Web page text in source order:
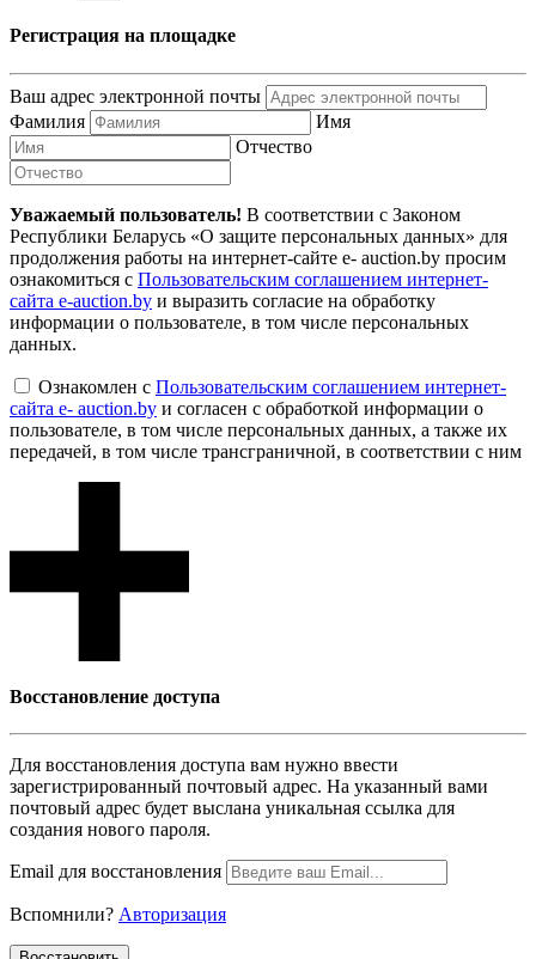
Регистрация на площадке
Ваш адрес электронной почты
Фамилия
Имя
Отчество
Уважаемый пользователь! В соответствии с Законом
Республики Беларусь «О защите персональных данных» для
продолжения работы на интернет-сайте e- auction.by просим
ознакомиться с Пользовательским соглашением интернет-
сайта e-auction.by и выразить согласие на обработку
информации о пользователе, в том числе персональных
данных.
Ознакомлен с Пользовательским соглашением интернет-
сайта e- auction.by и согласен с обработкой информации о
пользователе, в том числе персональных данных, а также их
передачей, в том числе трансграничной, в соответствии с ним
Восcтановление доступа
Для восcтановления доступа вам нужно ввести
зарегистрированный почтовый адрес. На указанный вами
почтовый адрес будет выслана уникальная ссылка для
создания нового пароля.
Email для восcтановления
Вспомнили? Авторизация